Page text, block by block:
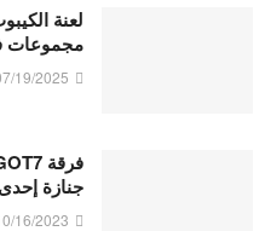
مجموعات
19/2025
جنازة
16/2023